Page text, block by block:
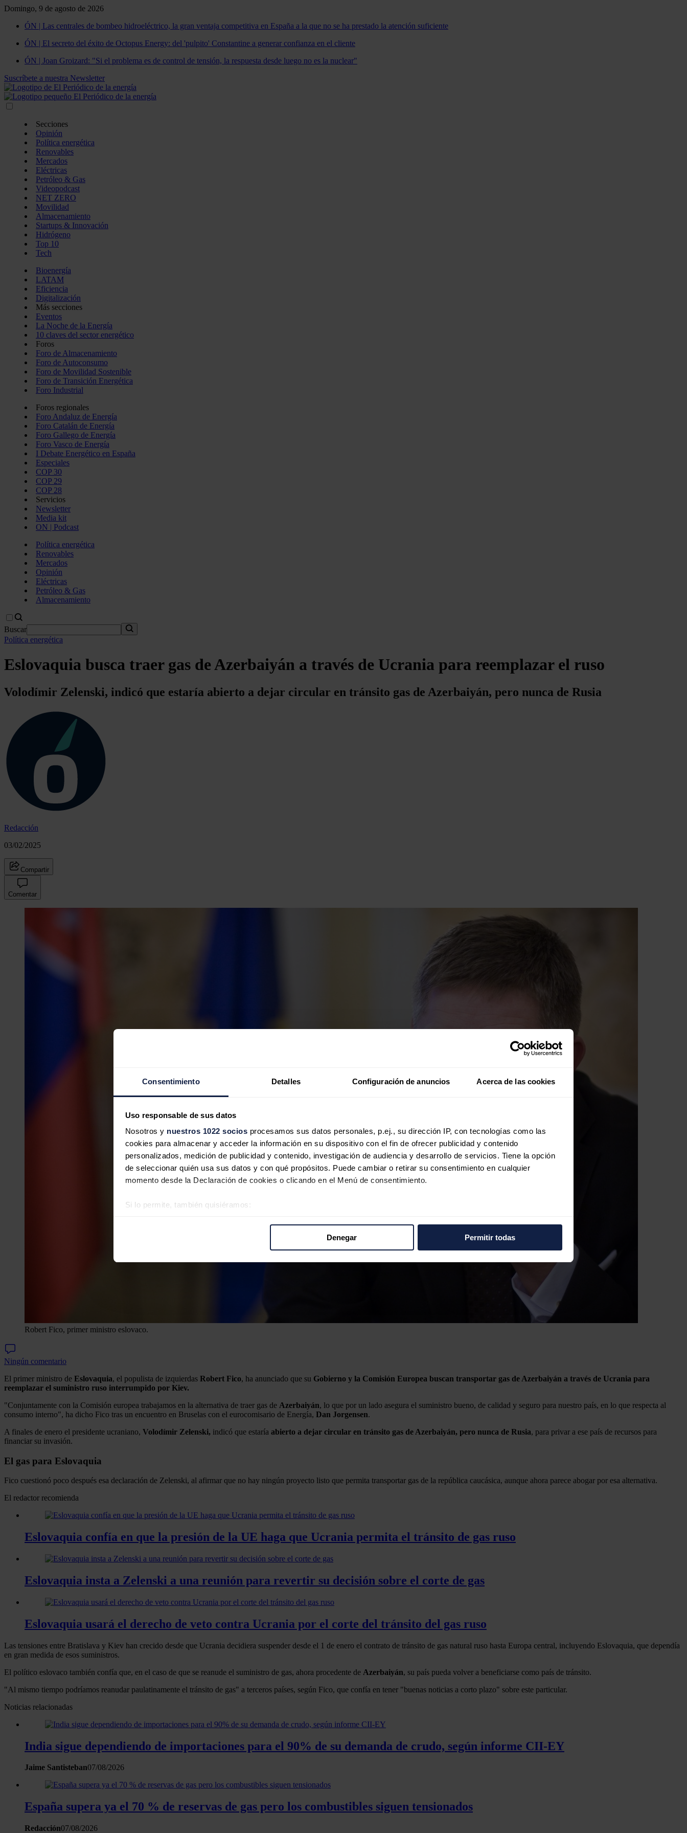
Consentimiento Detalles Configuración de anuncios Acerca de las cookies
Uso responsable de sus datos
Nosotros y nuestros 1022 socios procesamos sus datos personales, p.ej., su dirección IP, con tecnologías como las
cookies para almacenar y acceder la información en su dispositivo con el fin de ofrecer publicidad y contenido
personalizados, medición de publicidad y contenido, investigación de audiencia y desarrollo de servicios. Tiene la opción
de seleccionar quién usa sus datos y con qué propósitos. Puede cambiar o retirar su consentimiento en cualquier
momento desde la Declaración de cookies o clicando en el Menú de consentimiento.
Si lo permite, también quisiéramos:
Las cookies de este sitio web se usan para personalizar el contenido y los anuncios, ofrecer funciones de redes sociales
y analizar el tráfico. Además, compartimos información sobre el uso que haga del sitio web con nuestros partners de
redes sociales, publicidad y análisis web, quienes pueden combinarla con otra información que les haya proporcionado o
Denegar Permitir todas
Domingo, 9 de agosto de 2026
ÓN | Las centrales de bombeo hidroeléctrico, la gran ventaja competitiva en España a la que no se ha prestado la atención suficiente
ÓN | El secreto del éxito de Octopus Energy: del 'pulpito' Constantine a generar confianza en el cliente
ÓN | Joan Groizard: "Si el problema es de control de tensión, la respuesta desde luego no es la nuclear"
Suscríbete a nuestra Newsletter
Secciones
Opinión
Política energética
Renovables
Mercados
Eléctricas
Petróleo & Gas
Videopodcast
NET ZERO
Movilidad
Almacenamiento
Startups & Innovación
Hidrógeno
Top 10
Tech
Bioenergía
LATAM
Eficiencia
Digitalización
Más secciones
Eventos
La Noche de la Energía
10 claves del sector energético
Foros
Foro de Almacenamiento
Foro de Autoconsumo
Foro de Movilidad Sostenible
Foro de Transición Energética
Foro Industrial
Foros regionales
Foro Andaluz de Energía
Foro Catalán de Energía
Foro Gallego de Energía
Foro Vasco de Energía
I Debate Energético en España
Especiales
COP 30
COP 29
COP 28
Servicios
Newsletter
Media kit
ON | Podcast
Política energética
Renovables
Mercados
Opinión
Eléctricas
Petróleo & Gas
Almacenamiento
Buscar
Política energética
Eslovaquia busca traer gas de Azerbaiyán a través de Ucrania para reemplazar el ruso
Volodímir Zelenski, indicó que estaría abierto a dejar circular en tránsito gas de Azerbaiyán, pero nunca de Rusia
Redacción
03/02/2025
Compartir
Comentar
Robert Fico, primer ministro eslovaco.
Ningún comentario
El primer ministro de Eslovaquia, el populista de izquierdas Robert Fico, ha anunciado que su Gobierno y la Comisión Europea buscan transportar gas de Azerbaiyán a través de Ucrania para
reemplazar el suministro ruso interrumpido por Kiev.
"Conjuntamente con la Comisión europea trabajamos en la alternativa de traer gas de Azerbaiyán, lo que por un lado asegura el suministro bueno, de calidad y seguro para nuestro país, en lo que respecta al
consumo interno", ha dicho Fico tras un encuentro en Bruselas con el eurocomisario de Energía, Dan Jorgensen.
A finales de enero el presidente ucraniano, Volodímir Zelenski, indicó que estaría abierto a dejar circular en tránsito gas de Azerbaiyán, pero nunca de Rusia, para privar a ese país de recursos para
financiar su invasión.
El gas para Eslovaquia
Fico cuestionó poco después esa declaración de Zelenski, al afirmar que no hay ningún proyecto listo que permita transportar gas de la república caucásica, aunque ahora parece abogar por esa alternativa.
El redactor recomienda
Eslovaquia confía en que la presión de la UE haga que Ucrania permita el tránsito de gas ruso
Eslovaquia insta a Zelenski a una reunión para revertir su decisión sobre el corte de gas
Eslovaquia usará el derecho de veto contra Ucrania por el corte del tránsito del gas ruso
Las tensiones entre Bratislava y Kiev han crecido desde que Ucrania decidiera suspender desde el 1 de enero el contrato de tránsito de gas natural ruso hasta Europa central, incluyendo Eslovaquia, que dependía
en gran medida de esos suministros.
El político eslovaco también confía que, en el caso de que se reanude el suministro de gas, ahora procedente de Azerbaiyán, su país pueda volver a beneficiarse como país de tránsito.
"Al mismo tiempo podríamos reanudar paulatinamente el tránsito de gas" a terceros países, según Fico, que confía en tener "buenas noticias a corto plazo" sobre este particular.
Noticias relacionadas
India sigue dependiendo de importaciones para el 90% de su demanda de crudo, según informe CII-EY
Jaime Santisteban07/08/2026
España supera ya el 70 % de reservas de gas pero los combustibles siguen tensionados
Redacción07/08/2026